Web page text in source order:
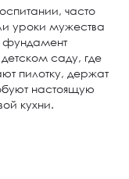
часто
уроки мужества
фундамент
саду, где
пилотку, держат
настоящую
кухни.